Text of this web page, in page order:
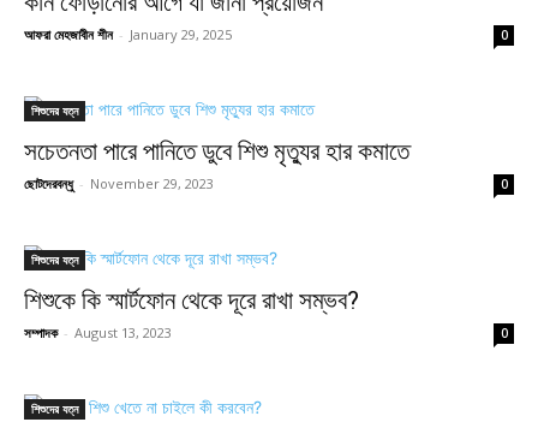
আফরা মেহজাবীন শীন - January 29, 2025 0
শিশুদের যত্ন
সচেতনতা পারে পানিতে ডুবে শিশু মৃত্যুর হার কমাতে
ছোটদেরবন্ধু - November 29, 2023 0
শিশুদের যত্ন
শিশুকে কি স্মার্টফোন থেকে দূরে রাখা সম্ভব?
সম্পাদক - August 13, 2023 0
শিশুদের যত্ন